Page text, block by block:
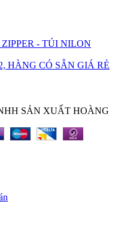
- TÚI NILON
HÀNG CÓ SẴN GIÁ RẺ
SẢN XUẤT HOÀNG